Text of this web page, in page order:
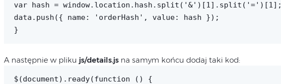
var hash = window.location.hash.split('&')[1].split('=')[1];
data.push({ name: 'orderHash', value: hash });
}
A następnie w pliku js/details.jsna samym końcu dodaj taki kod:
$(document).ready(function () {